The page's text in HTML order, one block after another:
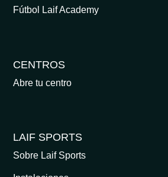
Fútbol Laif Academy
CENTROS
Abre tu centro
LAIF SPORTS
Sobre Laif Sports